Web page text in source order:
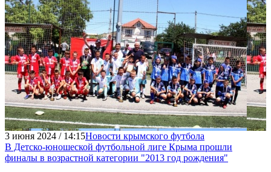
3 июня 2024 / 14:15Новости крымского футбола
В Детско-юношеской футбольной лиге Крыма прошли
финалы в возрастной категории "2013 год рождения"